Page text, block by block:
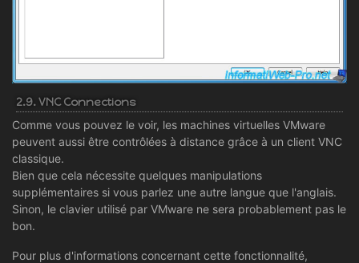
2.9. VNC Connections
Comme vous pouvez le voir, les machines virtuelles VMware
peuvent aussi être contrôlées à distance grâce à un client VNC
classique.
Bien que cela nécessite quelques manipulations
supplémentaires si vous parlez une autre langue que l'anglais.
Sinon, le clavier utilisé par VMware ne sera probablement pas le
bon.
Pour plus d'informations concernant cette fonctionnalité,